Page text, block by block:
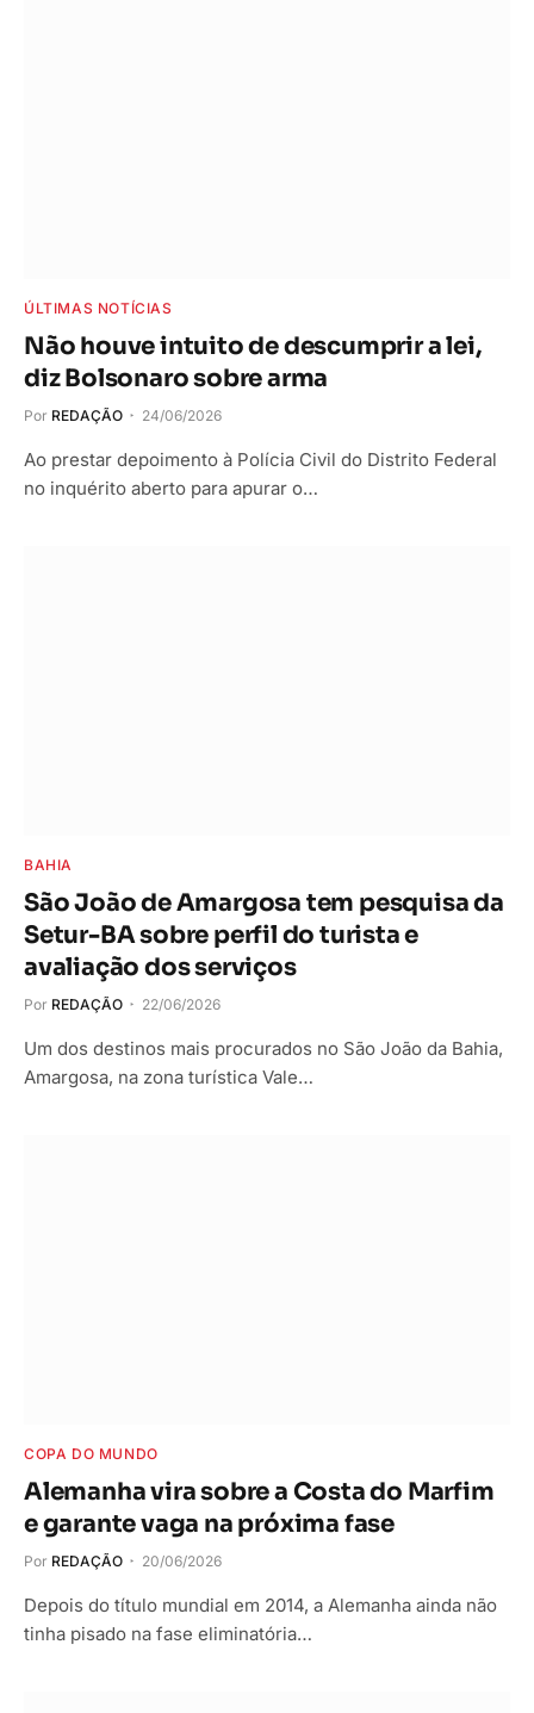
ÚLTIMAS NOTÍCIAS
Não houve intuito de descumprir a lei,
diz Bolsonaro sobre arma
Por REDAÇÃO 24/06/2026
Ao prestar depoimento à Polícia Civil do Distrito Federal
no inquérito aberto para apurar o…
BAHIA
São João de Amargosa tem pesquisa da
Setur-BA sobre perfil do turista e
avaliação dos serviços
Por REDAÇÃO 22/06/2026
Um dos destinos mais procurados no São João da Bahia,
Amargosa, na zona turística Vale…
COPA DO MUNDO
Alemanha vira sobre a Costa do Marfim
e garante vaga na próxima fase
Por REDAÇÃO 20/06/2026
Depois do título mundial em 2014, a Alemanha ainda não
tinha pisado na fase eliminatória…